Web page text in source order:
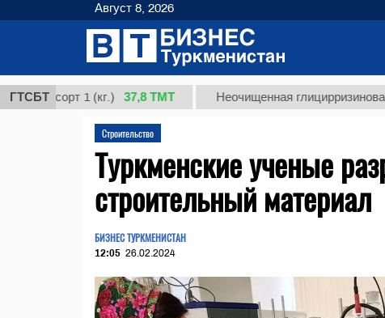
ГТСБТ
сорт 1 (кг.) 37,8 ТМТ Неочищенная глицирризиновая
Строительство
Туркменские ученые
строительный материал
БИЗНЕС ТУРКМЕНИСТАН
12:05 26.02.2024
Август 8, 2026